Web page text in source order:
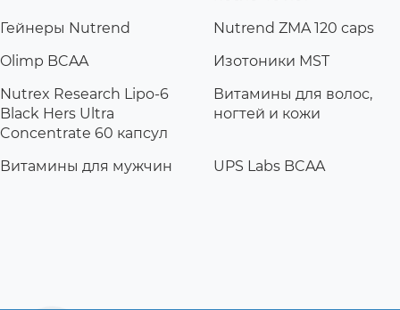
Гейнеры Nutrend
Nutrend ZMA 120 caps
Olimp BCAA
Изотоники MST
Nutrex Research Lipo-6
Black Hers Ultra
Concentrate 60 капсул
Витамины для волос,
ногтей и кожи
Витамины для мужчин UPS Labs BCAA